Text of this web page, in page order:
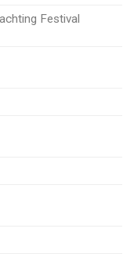
Festival